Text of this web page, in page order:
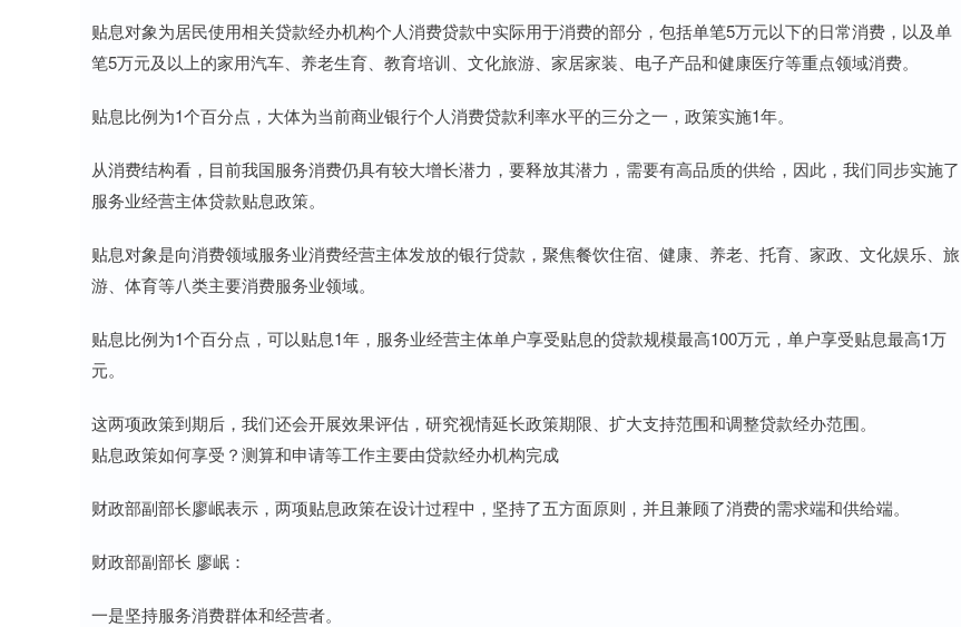
贴息对象为居民使用相关贷款经办机构个人消费贷款中实际用于消费的部分，包括单笔5万元以下的日常消费，以及单
笔5万元及以上的家用汽车、养老生育、教育培训、文化旅游、家居家装、电子产品和健康医疗等重点领域消费。
贴息比例为1个百分点，大体为当前商业银行个人消费贷款利率水平的三分之一，政策实施1年。
从消费结构看，目前我国服务消费仍具有较大增长潜力，要释放其潜力，需要有高品质的供给，因此，我们同步实施了
服务业经营主体贷款贴息政策。
贴息对象是向消费领域服务业消费经营主体发放的银行贷款，聚焦餐饮住宿、健康、养老、托育、家政、文化娱乐、旅
游、体育等八类主要消费服务业领域。
贴息比例为1个百分点，可以贴息1年，服务业经营主体单户享受贴息的贷款规模最高100万元，单户享受贴息最高1万
元。
这两项政策到期后，我们还会开展效果评估，研究视情延长政策期限、扩大支持范围和调整贷款经办范围。
贴息政策如何享受？测算和申请等工作主要由贷款经办机构完成
财政部副部长廖岷表示，两项贴息政策在设计过程中，坚持了五方面原则，并且兼顾了消费的需求端和供给端。
财政部副部长 廖岷：
一是坚持服务消费群体和经营者。